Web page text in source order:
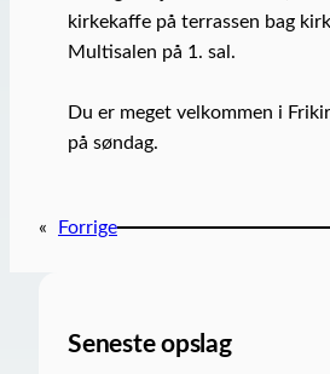
kirkekaffe på terrassen bag
Multisalen på 1. sal.
Du er meget velkommen i
på søndag.
« Forrige
Seneste opslag